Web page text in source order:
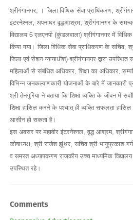
श्रीगंगानगर, । जिला विधिक सेवा प्राधिकरण,
इंटरनेश्नल, अपनाघर वृद्धआश्रम, श्रीगंगानगर के
विद्यालय 6 एलएनपी (कुंडलवाला) श्रीगंगानगर में
किया गया। जिला विधिक सेवा प्राधिकरण के सचिव,
जिला एवं सेशन न्यायाधीश) श्रीगंगानगर द्वारा
महिलाओं से संबंधित अधिकार, शिक्षा का अधिकार,
विभिन्न जनकल्याणकारी योजनाओं के बारे में जानकारी
श्री तेनगुरिया ने बताया कि शिक्षा व्यक्ति के जीवन में
शिक्षा हासिल करने के पश्चात् ही व्यक्ति सफलता
आसीन हो सकता है।
इस अवसर पर महावीर इंटरनेश्नल, वृद्ध आश्रम,
कोषाध्यक्ष, श्री राजेश झूंथर, सचिव श्री भानुप्रकाश
व समस्त अध्यापकगण राजकीय उच्च माध्यमिक
उपस्थित रहे।
Comments